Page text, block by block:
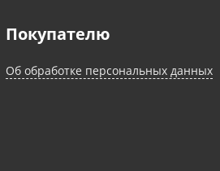
Покупателю
Об обработке персональных данных